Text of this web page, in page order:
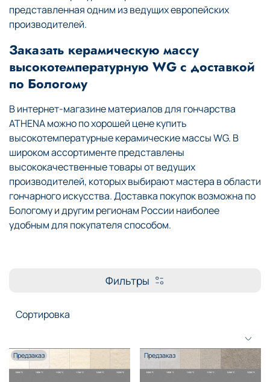
представленная одним из ведущих европейских
производителей.
Заказать керамическую массу
высокотемпературную WG с доставкой
по Бологому
В интернет-магазине материалов для гончарства
ATHENA можно по хорошей цене купить
высокотемпературные керамические массы WG. В
широком ассортименте представлены
высококачественные товары от ведущих
производителей, которых выбирают мастера в области
гончарного искусства. Доставка покупок возможна по
Бологому и другим регионам России наиболее
удобным для покупателя способом.
Фильтры
Предзаказ Предзаказ